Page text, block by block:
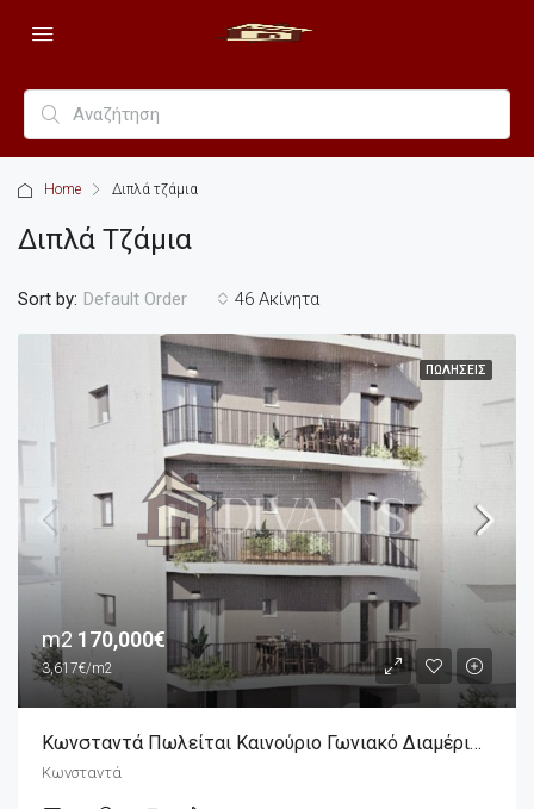
Home Διπλά τζάμια
Διπλά Τζάμια
46 Ακίνητα
Sort by: Default Order
ΠΩΛΉΣΕΙΣ
m2 170,000€
3,617€/m2
Κωνσταντά Πωλείται Καινούριο Γωνιακό Διαμέρισμα 2άρι 47m2, 4ου Ορόφου
Κωνσταντά